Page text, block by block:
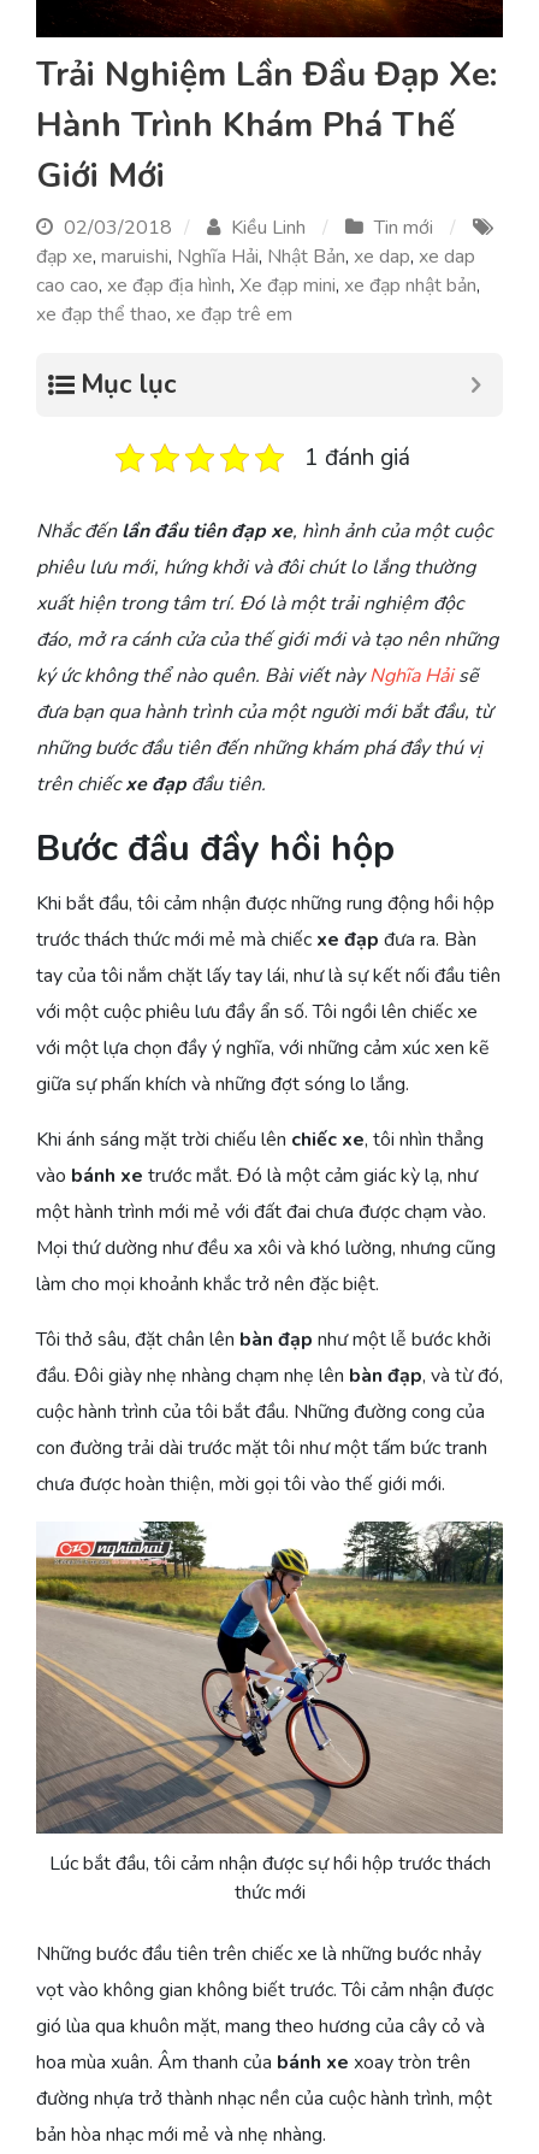
Trải Nghiệm Lần Đầu Đạp Xe:
Hành Trình Khám Phá Thế
Giới Mới
02/03/2018 Kiều Linh
Tin mới
đạp xe, maruishi, Nghĩa Hải, Nhật Bản, xe dap, xe dap
cao cao, xe đạp địa hình, Xe đạp mini, xe đạp nhật bản,
xe đạp thể thao, xe đạp trê em
Mục lục
1 đánh giá
Nhắc đếnlần đầu tiên đạp xe, hình ảnh của một cuộc
phiêu lưu mới, hứng khởi và đôi chút lo lắng thường
xuất hiện trong tâm trí. Đó là một trải nghiệm độc
đáo, mở ra cánh cửa của thế giới mới và tạo nên những
ký ức không thể nào quên. Bài viết nàyNghĩa Hảisẽ
đưa bạn qua hành trình của một người mới bắt đầu, từ
những bước đầu tiên đến những khám phá đầy thú vị
trên chiếcxe đạpđầu tiên.
Bước đầu đầy hồi hộp
Khi bắt đầu, tôi cảm nhận được những rung động hồi hộp
trước thách thức mới mẻ mà chiếc xe đạp đưa ra. Bàn
tay của tôi nắm chặt lấy tay lái, như là sự kết nối đầu tiên
với một cuộc phiêu lưu đầy ẩn số. Tôi ngồi lên chiếc xe
với một lựa chọn đầy ý nghĩa, với những cảm xúc xen kẽ
giữa sự phấn khích và những đợt sóng lo lắng.
Khi ánh sáng mặt trời chiếu lên chiếc xe, tôi nhìn thẳng
vào bánh xe trước mắt. Đó là một cảm giác kỳ lạ, như
một hành trình mới mẻ với đất đai chưa được chạm vào.
Mọi thứ dường như đều xa xôi và khó lường, nhưng cũng
làm cho mọi khoảnh khắc trở nên đặc biệt.
Tôi thở sâu, đặt chân lên bàn đạp như một lễ bước khởi
đầu. Đôi giày nhẹ nhàng chạm nhẹ lên bàn đạp, và từ đó,
cuộc hành trình của tôi bắt đầu. Những đường cong của
con đường trải dài trước mặt tôi như một tấm bức tranh
chưa được hoàn thiện, mời gọi tôi vào thế giới mới.
Lúc bắt đầu, tôi cảm nhận được sự hồi hộp trước thách
thức mới
Những bước đầu tiên trên chiếc xe là những bước nhảy
vọt vào không gian không biết trước. Tôi cảm nhận được
gió lùa qua khuôn mặt, mang theo hương của cây cỏ và
hoa mùa xuân. Âm thanh của bánh xe xoay tròn trên
đường nhựa trở thành nhạc nền của cuộc hành trình, một
bản hòa nhạc mới mẻ và nhẹ nhàng.